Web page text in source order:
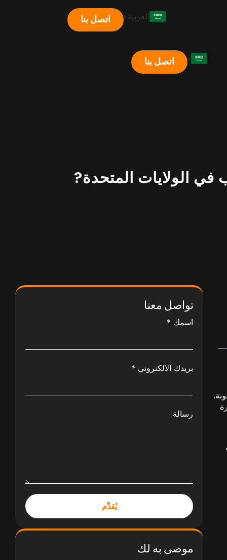
العربية اتصل بنا
اتصل بنا
الولايات المتحدة?
تواصل معنا
اسمك *
بريدك الالكتروني *
رسالة
يُقدِّم
موصى به لك